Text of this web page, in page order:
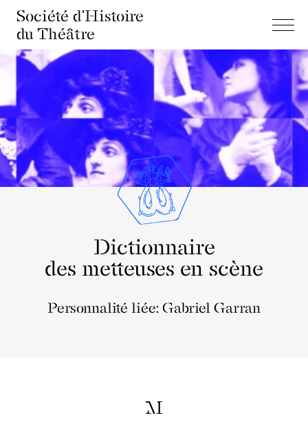
Société d'Histoire
du Théâtre
Dictionnaire
des metteuses en scène
Personnalité liée: Gabriel Garran
M